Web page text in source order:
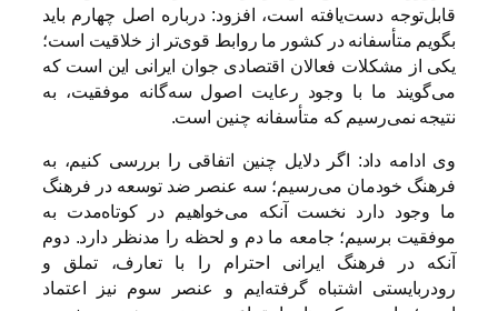
قابل‌توجه دست‌یافته است، افزود: درباره اصل چهارم باید
بگویم متأسفانه در کشور ما روابط قوی‌تر از خلاقیت است؛‌
یکی از مشکلات فعالان اقتصادی جوان ایرانی این است که
می‌گویند ما با وجود رعایت اصول سه‌گانه موفقیت، به
نتیجه نمی‌رسیم که متأسفانه چنین است.
وی ادامه داد:‌ اگر دلایل چنین اتفاقی را بررسی کنیم، به
فرهنگ خودمان می‌رسیم؛‌ سه عنصر ضد توسعه در فرهنگ
ما وجود دارد نخست آنکه می‌خواهیم در کوتاه‌مدت به
موفقیت برسیم؛ جامعه ما دم و لحظه را مدنظر دارد. دوم
آنکه در فرهنگ ایرانی احترام را با تعارف، تملق و
رودربایستی اشتباه گرفته‌ایم و عنصر سوم نیز اعتماد